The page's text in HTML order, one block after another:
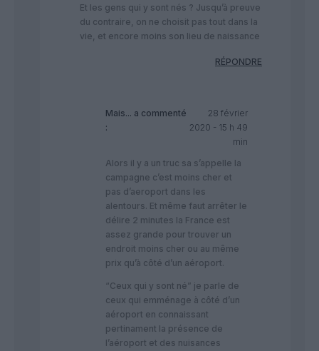
Et les gens qui y sont nés ? Jusqu’à preuve
du contraire, on ne choisit pas tout dans la
vie, et encore moins son lieu de naissance
RÉPONDRE
Mais... a commenté
:
28 février
2020 - 15 h 49
min
Alors il y a un truc sa s’appelle la
campagne c’est moins cher et
pas d’aeroport dans les
alentours. Et même faut arrêter le
délire 2 minutes la France est
assez grande pour trouver un
endroit moins cher ou au même
prix qu’à côté d’un aéroport.
“Ceux qui y sont né” je parle de
ceux qui emménage à côté d’un
aéroport en connaissant
pertinament la présence de
l’aéroport et des nuisances